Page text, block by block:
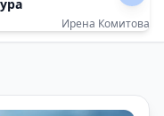
решения
Митева - Дамски форум